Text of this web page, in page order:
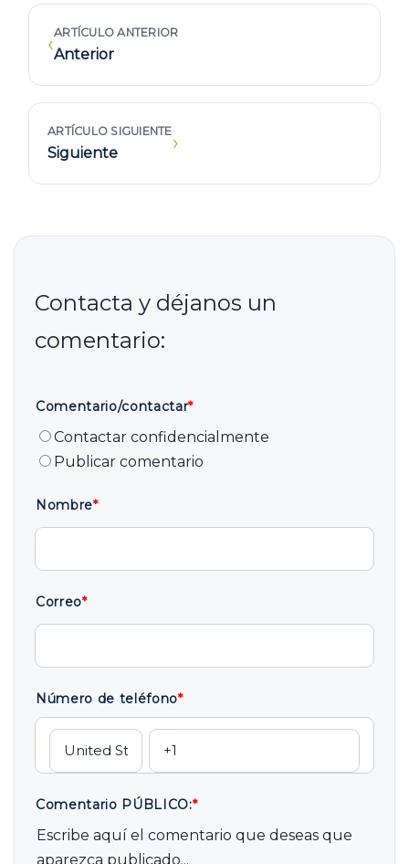
‹ARTÍCULO ANTERIOR
Anterior
ARTÍCULO SIGUIENTE
Siguiente ›
Comentario/contactar*
Contactar confidencialmente
Publicar comentario
Nombre*
Correo*
Número de teléfono*
Comentario PÚBLICO:*
Escribe aquí el comentario que deseas que
aparezca publicado...